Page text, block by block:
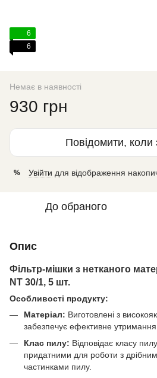
6
6
Немає в наявності
930 грн
Повідомити, коли
% Увійти для відображення
До обраного
Опис
Фільтр-мішки з нетканого
NT 30/1, 5 шт.
Особливості продукту:
Матеріал: Виготовлені з
забезпечує ефективне утримання
Клас пилу: Відповідає класу пилу
придатними для роботи з
частинками пилу.